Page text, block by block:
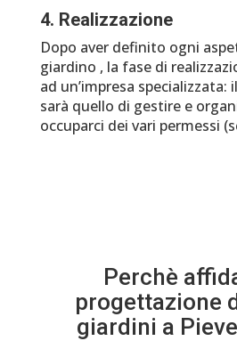
4. Realizzazione
Dopo aver definito ogni
giardino , la fase di
ad un’impresa
sarà quello di gestire e
occuparci dei vari permessi
Perchè
progettazione
giardini a